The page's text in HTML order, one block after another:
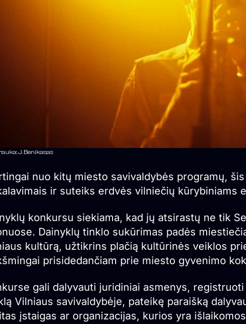
J. Benikasas
nuo kitų miesto savivaldybės programų,
ir suteiks erdvės vilniečių kūrybiniams
konkursu siekiama, kad jų atsirastų ne tik
Dainyklų tinklo sukūrimas padės
kultūrą, užtikrins plačią kultūrinės veiklos
prisidedančiam prie miesto gyvenimo
gali dalyvauti juridiniai asmenys,
Vilniaus savivaldybėje, pateikę paraišką
įstaigas ar organizacijas, kurios yra